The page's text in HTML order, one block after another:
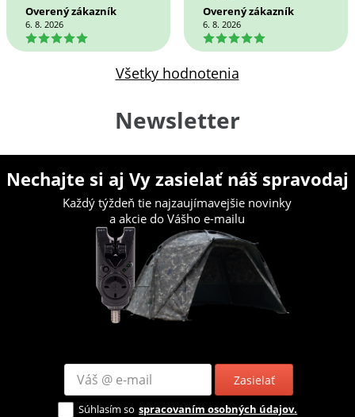
Overený zákazník
6. 8. 2026
5
Overený zákazník
6. 8. 2026
5
Všetky hodnotenia
Newsletter
Nechajte si aj Vy zasielať náš spravodaj
Každý týždeň tie najzaujímavejšie novinky
a akcie do Vášho e-mailu
Zasielať
Súhlasím so spracovaním osobných údajov.